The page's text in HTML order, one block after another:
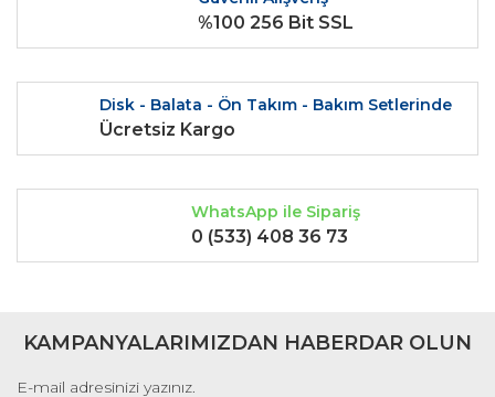
Ürün fiyatı diğer sitelerden daha pahalı.
%100 256 Bit SSL
Disk - Balata - Ön Takım - Bakım Setlerinde
Ücretsiz Kargo
WhatsApp ile Sipariş
0 (533) 408 36 73
KAMPANYALARIMIZDAN HABERDAR OLUN